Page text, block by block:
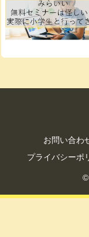
お問い合わ
プライバシーポ